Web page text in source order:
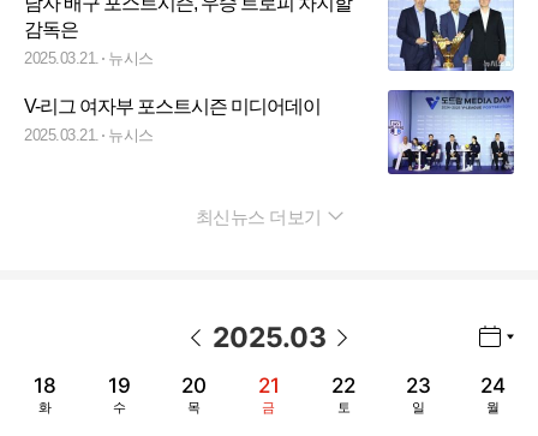
감독은
2025.03.21. 뉴시스
V-리그 여자부 포스트시즌 미디어데이
2025.03.21. 뉴시스
최신뉴스 더보기
2025.03
18
화
19
수
20
목
21
금
22
토
23
일
24
월